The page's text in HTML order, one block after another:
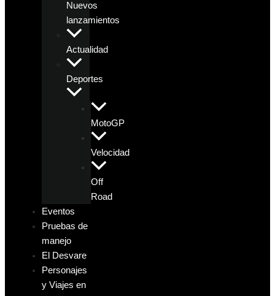
Nuevos
lanzamientos
Actualidad
Deportes
MotoGP
Velocidad
Off
Road
Eventos
Pruebas de
manejo
El Desvare
Personajes
y Viajes en